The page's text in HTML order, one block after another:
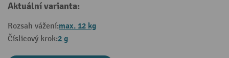
Aktuální varianta:
Rozsah vážení:max. 12 kg
Číslicový krok:2 g